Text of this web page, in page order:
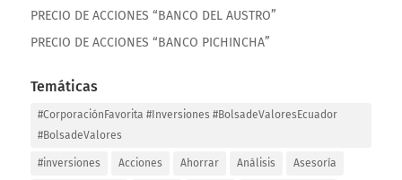
PRECIO DE ACCIONES “BANCO DEL AUSTRO”
PRECIO DE ACCIONES “BANCO PICHINCHA”
Temáticas
#CorporaciónFavorita #Inversiones #BolsadeValoresEcuador
#BolsadeValores
#inversiones Acciones Ahorrar Análisis Asesoría